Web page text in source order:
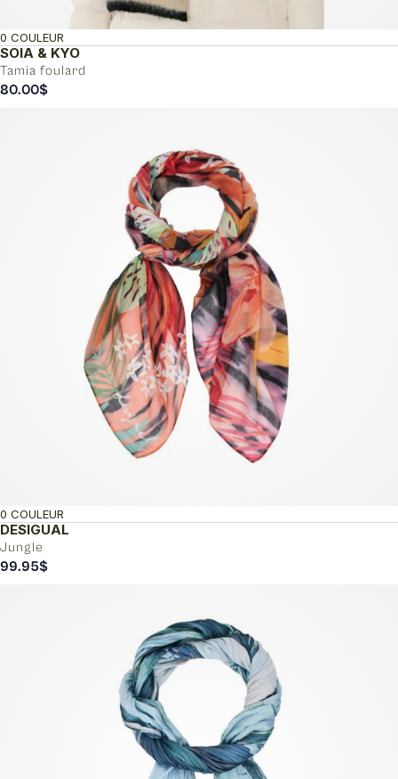
SOIA & KYO
Tamia foulard
0 COULEUR
80.00$
DESIGUAL
Jungle
0 COULEUR
99.95$